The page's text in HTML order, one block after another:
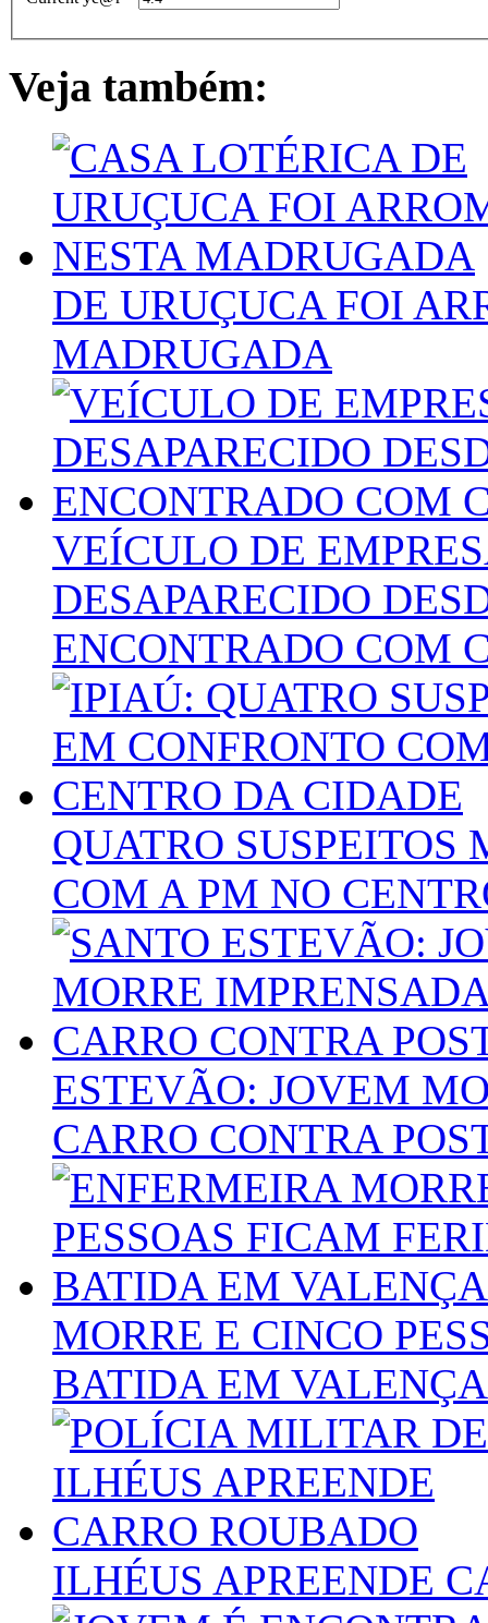
Veja também:
DE URUÇUCA FOI
MADRUGADA
VEÍCULO DE
DESAPARECIDO
ENCONTRADO COM
QUATRO SUSPEITOS
COM A PM NO
ESTEVÃO: JOVEM
CARRO CONTRA
MORRE E CINCO
BATIDA EM VALENÇA
ILHÉUS APREENDE